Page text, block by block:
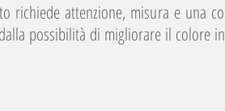
richiede attenzione, misura e una
possibilità di migliorare il colore